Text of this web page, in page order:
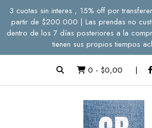
3 cuotas sin interes , 15% off por
partir de $200.000 | Las prendas no
dentro de los 7 días posteriores a la
tienen sus propios tiempos
0 - $0,00